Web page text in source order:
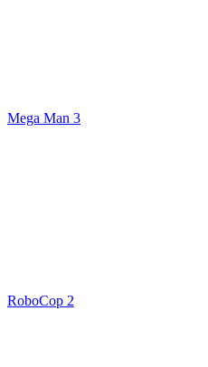
Mega Man 3
RoboCop 2